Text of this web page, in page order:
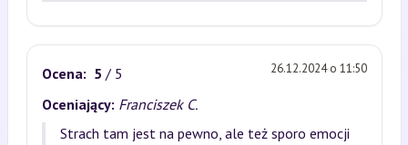
Ocena: 5 / 5 26.12.2024 o 11:50
Oceniający: Franciszek C.
Strach tam jest na pewno, ale też sporo emocji